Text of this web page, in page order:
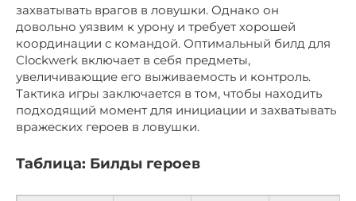
захватывать врагов в ловушки. Однако он
довольно уязвим к урону и требует хорошей
координации с командой. Оптимальный билд для
Clockwerk включает в себя предметы,
увеличивающие его выживаемость и контроль.
Тактика игры заключается в том, чтобы находить
подходящий момент для инициации и захватывать
вражеских героев в ловушки.
Таблица: Билды героев